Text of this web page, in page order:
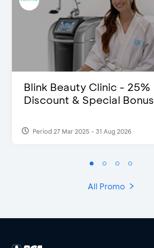
Blink Beauty Clinic - 25%
Discount & Special Bonus
Period 27 Mar 2025 - 31 Aug 2026
All Promo